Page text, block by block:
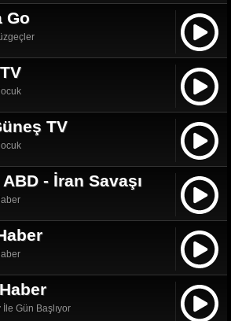
Go
TV
- İran Savaşı
Gün Başlıyor